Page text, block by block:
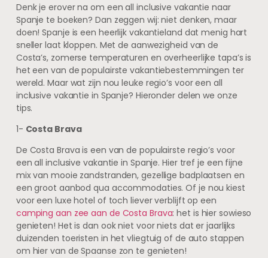
Denk je erover na om een all inclusive vakantie naar
Spanje te boeken? Dan zeggen wij: niet denken, maar
doen! Spanje is een heerlijk vakantieland dat menig hart
sneller laat kloppen. Met de aanwezigheid van de
Costa’s, zomerse temperaturen en overheerlijke tapa’s is
het een van de populairste vakantiebestemmingen ter
wereld. Maar wat zijn nou leuke regio’s voor een all
inclusive vakantie in Spanje? Hieronder delen we onze
tips.
1- Costa Brava
De Costa Brava is een van de populairste regio’s voor
een all inclusive vakantie in Spanje. Hier tref je een fijne
mix van mooie zandstranden, gezellige badplaatsen en
een groot aanbod qua accommodaties. Of je nou kiest
voor een luxe hotel of toch liever verblijft op een
camping aan zee aan de Costa Brava: het is hier sowieso
genieten! Het is dan ook niet voor niets dat er jaarlijks
duizenden toeristen in het vliegtuig of de auto stappen
om hier van de Spaanse zon te genieten!